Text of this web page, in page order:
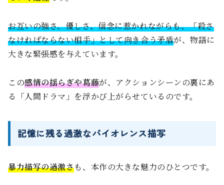
お互いの強さ、優しさ、信念に惹かれながらも、「殺さ
なければならない相手」として向き合う矛盾が、物語に
大きな緊張感を与えています。
この感情の揺らぎや葛藤が、アクションシーンの裏にあ
る「人間ドラマ」を浮かび上がらせているのです。
記憶に残る過激なバイオレンス描写
暴力描写の過激さも、本作の大きな魅力のひとつです。